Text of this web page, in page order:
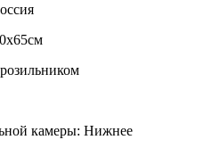
камеры: Нижнее